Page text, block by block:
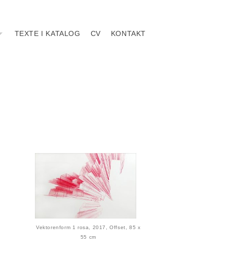
TEXTE I KATALOG CV KONTAKT
Vektorenform 1 rosa, 2017, Offset, 85 x
55 cm